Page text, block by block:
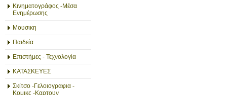
Κινηματογράφος -Μέσα
Ενημέρωσης
Μουσικη
Παιδεία
Επιστήμες - Τεχνολογία
ΚΑΤΑΣΚΕΥΕΣ
Σκίτσο -Γελοιογραφια -
Κομικς -Καρτουν